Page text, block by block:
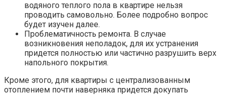
водяного теплого пола в квартире нельзя
проводить самовольно. Более подробно вопрос
будет изучен далее.
Проблематичность ремонта. В случае
возникновения неполадок, для их устранения
придется полностью или частично разрушить верх
напольного покрытия.
Кроме этого, для квартиры с централизованным
отоплением почти наверняка придется докупать